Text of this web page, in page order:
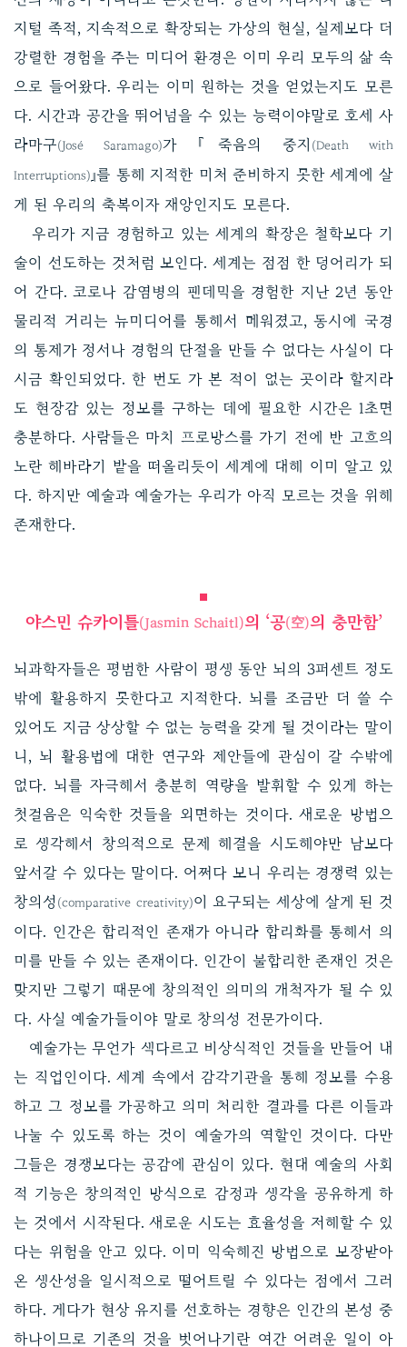
지털 족적, 지속적으로 확장되는 가상의 현실, 실제보다 더
강렬한 경험을 주는 미디어 환경은 이미 우리 모두의 삶 속
으로 들어왔다. 우리는 이미 원하는 것을 얻었는지도 모른
다. 시간과 공간을 뛰어넘을 수 있는 능력이야말로 호세 사
라마구(José Saramago)가 『죽음의 중지 (Death with
Interruptions) 』를 통해 지적한 미처 준비하지 못한 세계에 살
게 된 우리의 축복이자 재앙인지도 모른다.
우리가 지금 경험하고 있는 세계의 확장은 철학보다 기
술이 선도하는 것처럼 보인다. 세계는 점점 한 덩어리가 되
어 간다. 코로나 감염병의 팬데믹을 경험한 지난 2년 동안
물리적 거리는 뉴미디어를 통해서 메워졌고, 동시에 국경
의 통제가 정서나 경험의 단절을 만들 수 없다는 사실이 다
시금 확인되었다. 한 번도 가 본 적이 없는 곳이라 할지라
도 현장감 있는 정보를 구하는 데에 필요한 시간은 1초면
충분하다. 사람들은 마치 프로방스를 가기 전에 반 고흐의
노란 해바라기 밭을 떠올리듯이 세계에 대해 이미 알고 있
다. 하지만 예술과 예술가는 우리가 아직 모르는 것을 위해
존재한다.
야스민 슈카이틀(Jasmin Schaitl)의 ‘공(空)의 충만함’
뇌과학자들은 평범한 사람이 평생 동안 뇌의 3퍼센트 정도
밖에 활용하지 못한다고 지적한다. 뇌를 조금만 더 쓸 수
있어도 지금 상상할 수 없는 능력을 갖게 될 것이라는 말이
니, 뇌 활용법에 대한 연구와 제안들에 관심이 갈 수밖에
없다. 뇌를 자극해서 충분히 역량을 발휘할 수 있게 하는
첫걸음은 익숙한 것들을 외면하는 것이다. 새로운 방법으
로 생각해서 창의적으로 문제 해결을 시도해야만 남보다
앞서갈 수 있다는 말이다. 어쩌다 보니 우리는 경쟁력 있는
창의성 (comparative creativity)이 요구되는 세상에 살게 된 것
이다. 인간은 합리적인 존재가 아니라 합리화를 통해서 의
미를 만들 수 있는 존재이다. 인간이 불합리한 존재인 것은
맞지만 그렇기 때문에 창의적인 의미의 개척자가 될 수 있
다. 사실 예술가들이야 말로 창의성 전문가이다.
예술가는 무언가 색다르고 비상식적인 것들을 만들어 내
는 직업인이다. 세계 속에서 감각기관을 통해 정보를 수용
하고 그 정보를 가공하고 의미 처리한 결과를 다른 이들과
나눌 수 있도록 하는 것이 예술가의 역할인 것이다. 다만
그들은 경쟁보다는 공감에 관심이 있다. 현대 예술의 사회
적 기능은 창의적인 방식으로 감정과 생각을 공유하게 하
는 것에서 시작된다. 새로운 시도는 효율성을 저해할 수 있
다는 위험을 안고 있다. 이미 익숙해진 방법으로 보장받아
온 생산성을 일시적으로 떨어트릴 수 있다는 점에서 그러
하다. 게다가 현상 유지를 선호하는 경향은 인간의 본성 중
하나이므로 기존의 것을 벗어나기란 여간 어려운 일이 아